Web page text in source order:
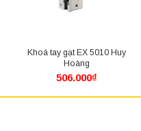
Khoá tay gạt EX 5010 Huy
Hoàng
506.000₫